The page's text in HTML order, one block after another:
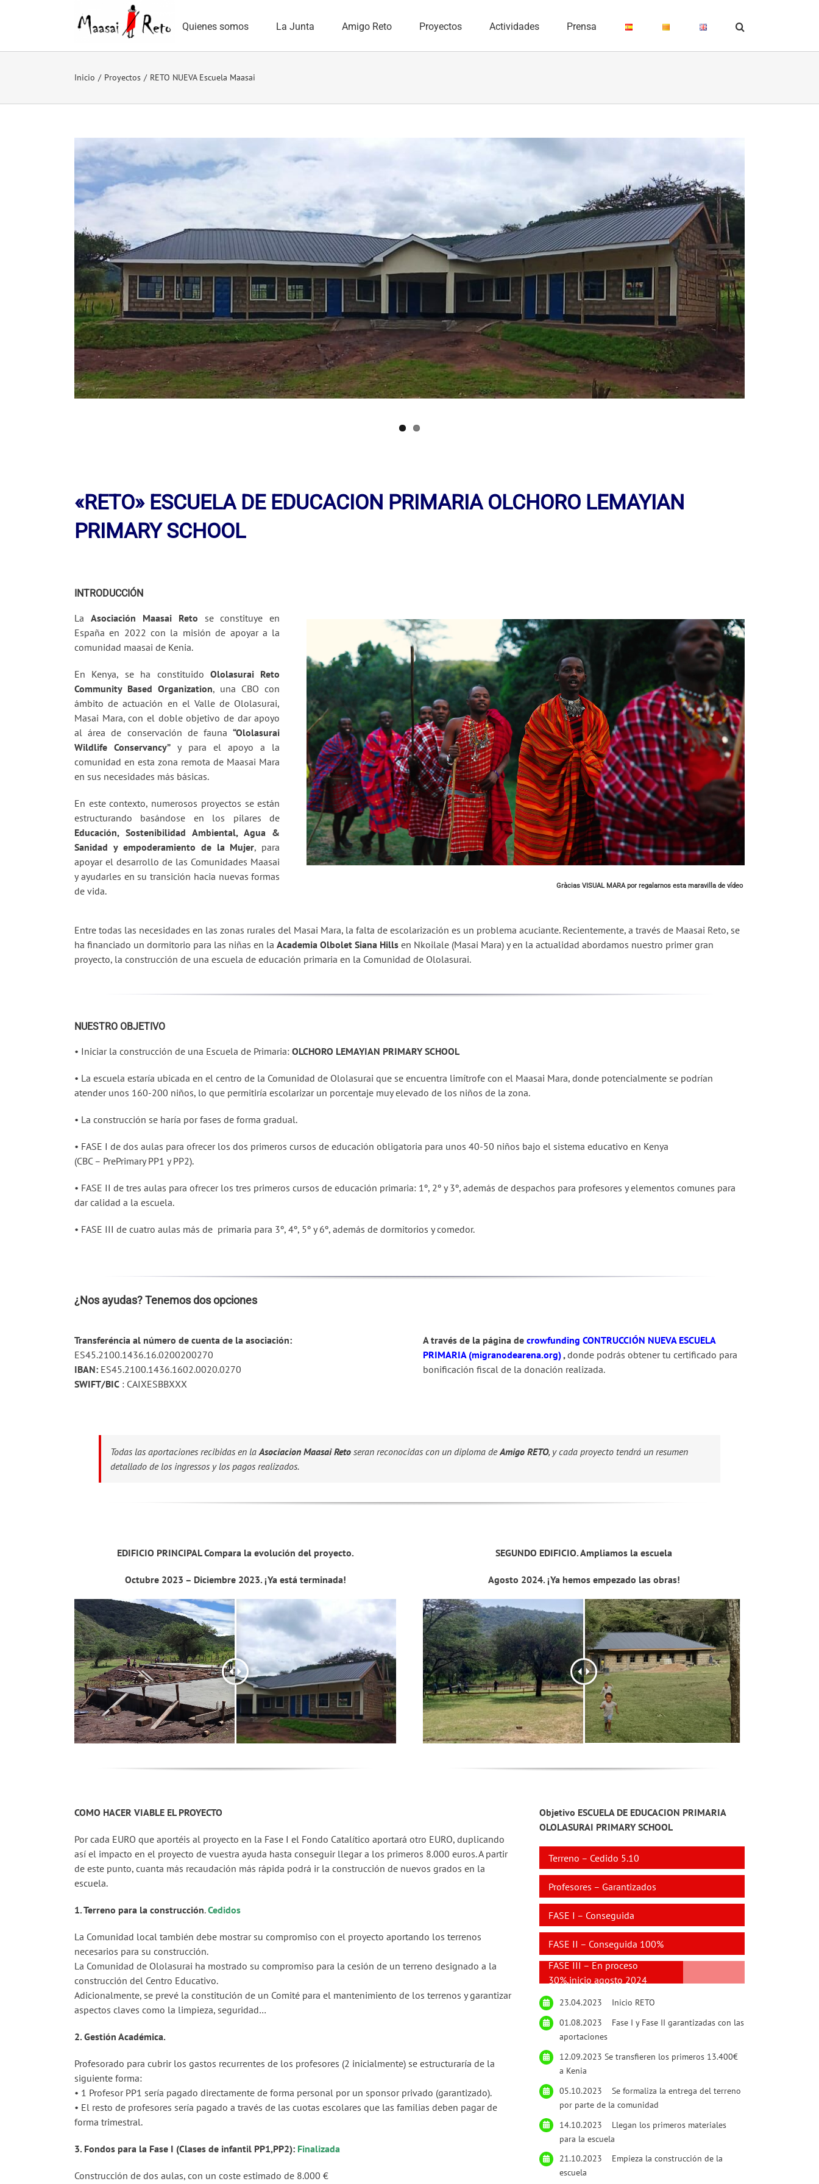
Quienes somos La Junta Amigo Reto Proyectos Actividades Prensa
Inicio / Proyectos / RETO NUEVA Escuela Maasai
«RETO» ESCUELA DE EDUCACION PRIMARIA OLCHORO LEMAYIAN
PRIMARY SCHOOL
INTRODUCCIÓN
La Asociación Maasai Reto se constituye en
España en 2022 con la misión de apoyar a la
comunidad maasai de Kenia.
En Kenya, se ha constituido Ololasurai Reto
Community Based Organization, una CBO con
ámbito de actuación en el Valle de Ololasurai,
Masai Mara, con el doble objetivo de dar apoyo
al área de conservación de fauna“Ololasurai
Wildlife Conservancy” y para el apoyo a la
comunidad en esta zona remota de Maasai Mara
en sus necesidades más básicas.
En este contexto, numerosos proyectos se están
estructurando basándose en los pilares de
Educación, Sostenibilidad Ambiental, Agua &
Sanidad y empoderamiento de la Mujer, para
apoyar el desarrollo de las Comunidades Maasai
y ayudarles en su transición hacia nuevas formas
de vida.
Gràcias VISUAL MARA por regalarnos esta maravilla de vídeo
Entre todas las necesidades en las zonas rurales del Masai Mara, la falta de escolarización es un problema acuciante. Recientemente, a través de Maasai Reto, se
ha financiado un dormitorio para las niñas en la Academia Olbolet Siana Hillsen Nkoilale (Masai Mara) y en la actualidad abordamos nuestro primer gran
proyecto, la construcción de una escuela de educación primaria en la Comunidad de Ololasurai.
NUESTRO OBJETIVO
• Iniciar la construcción de una Escuela de Primaria: OLCHORO LEMAYIAN PRIMARY SCHOOL
• La escuela estaría ubicada en el centro de la Comunidad de Ololasurai que se encuentra limítrofe con el Maasai Mara, donde potencialmente se podrían
atender unos 160-200 niños, lo que permitiría escolarizar un porcentaje muy elevado de los niños de la zona.
• La construcción se haría por fases de forma gradual.
• FASE I de dos aulas para ofrecer los dos primeros cursos de educación obligatoria para unos 40-50 niños bajo el sistema educativo en Kenya
(CBC – PrePrimary PP1 y PP2).
• FASE II de tres aulas para ofrecer los tres primeros cursos de educación primaria: 1º, 2º y 3º, además de despachos para profesores y elementos comunes para
dar calidad a la escuela.
• FASE III de cuatro aulas más de primaria para 3º, 4º, 5º y 6º, además de dormitorios y comedor.
¿Nos ayudas? Tenemos dos opciones
Transferéncia al número de cuenta de la asociación:
ES45.2100.1436.16.0200200270
IBAN:ES45.2100.1436.1602.0020.0270
SWIFT/BIC: CAIXESBBXXX
A través de la página decrowfunding CONTRUCCIÓN NUEVA ESCUELA
PRIMARIA (migranodearena.org), donde podrás obtener tu certificado para
bonificación fiscal de la donación realizada.
Todas las aportaciones recibidas en la Asociacion Maasai Reto seran reconocidas con un diploma deAmigo RETO, y cada proyecto tendrá un resumen
detallado de los ingressos y los pagos realizados.
EDIFICIO PRINCIPAL Compara la evolución del proyecto.
Octubre 2023 – Diciembre 2023. ¡Ya está terminada!
SEGUNDO EDIFICIO. Ampliamos la escuela
Agosto 2024. ¡Ya hemos empezado las obras!
COMO HACER VIABLE EL PROYECTO
Por cada EURO que aportéis al proyecto en la Fase I el Fondo Catalítico aportará otro EURO, duplicando
así el impacto en el proyecto de vuestra ayuda hasta conseguir llegar a los primeros 8.000 euros. A partir
de este punto, cuanta más recaudación más rápida podrá ir la construcción de nuevos grados en la
escuela.
1. Terreno para la construcción.Cedidos
La Comunidad local también debe mostrar su compromiso con el proyecto aportando los terrenos
necesarios para su construcción.
La Comunidad de Ololasurai ha mostrado su compromiso para la cesión de un terreno designado a la
construcción del Centro Educativo.
Adicionalmente, se prevé la constitución de un Comité para el mantenimiento de los terrenos y garantizar
aspectos claves como la limpieza, seguridad…
2. Gestión Académica.
Profesorado para cubrir los gastos recurrentes de los profesores (2 inicialmente) se estructuraría de la
siguiente forma:
• 1 Profesor PP1 sería pagado directamente de forma personal por un sponsor privado (garantizado).
• El resto de profesores sería pagado a través de las cuotas escolares que las familias deben pagar de
forma trimestral.
3. Fondos para la Fase I (Clases de infantil PP1,PP2): Finalizada
Construcción de dos aulas, con un coste estimado de 8.000 €
Objetivo ESCUELA DE EDUCACION PRIMARIA
OLOLASURAI PRIMARY SCHOOL
Terreno – Cedido 5.10
Profesores – Garantizados
FASE I – Conseguida
FASE II – Conseguida 100%
FASE III – En proceso
30%,inicio agosto 2024
23.04.2023 Inicio RETO
01.08.2023 Fase I y Fase II garantizadas con las
aportaciones
12.09.2023 Se transfieren los primeros 13.400€
a Kenia
05.10.2023 Se formaliza la entrega del terreno
por parte de la comunidad
14.10.2023 Llegan los primeros materiales
para la escuela
21.10.2023 Empieza la construcción de la
escuela